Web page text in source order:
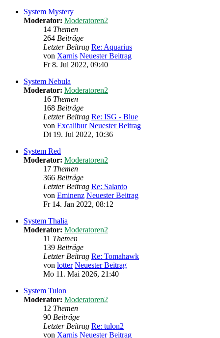
System Mystery
Moderator: Moderatoren2
14 Themen
264 Beiträge
Letzter Beitrag Re: Aquarius
von Xarnis Neuester Beitrag
Fr 8. Jul 2022, 09:40
System Nebula
Moderator: Moderatoren2
16 Themen
168 Beiträge
Letzter Beitrag Re: ISG - Blue
von Excalibur Neuester Beitrag
Di 19. Jul 2022, 10:36
System Red
Moderator: Moderatoren2
17 Themen
366 Beiträge
Letzter Beitrag Re: Salanto
von Eminenz Neuester Beitrag
Fr 14. Jan 2022, 08:12
System Thalia
Moderator: Moderatoren2
11 Themen
139 Beiträge
Letzter Beitrag Re: Tomahawk
von lotter Neuester Beitrag
Mo 11. Mai 2026, 21:40
System Tulon
Moderator: Moderatoren2
12 Themen
90 Beiträge
Letzter Beitrag Re: tulon2
von Xarnis Neuester Beitrag